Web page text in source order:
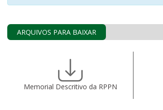
ARQUIVOS PARA BAIXAR
Memorial Descritivo da RPPN